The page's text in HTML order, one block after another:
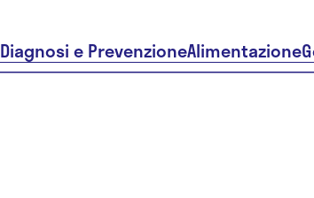
Diagnosi e PrevenzioneAlimentazione